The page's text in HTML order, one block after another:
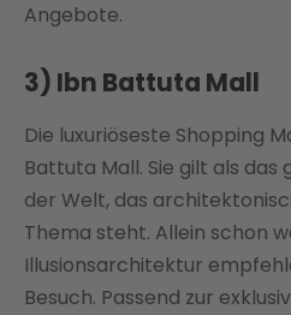
Angebote.
3) Ibn Battuta Mall
Die luxuriöseste Shopping
Battuta Mall. Sie gilt als
der Welt, das
Thema steht. Allein schon
Illusionsarchitektur
Besuch. Passend zur